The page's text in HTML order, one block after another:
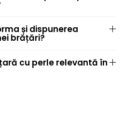
și dispunerea
brățări?
cu perle relevantă în